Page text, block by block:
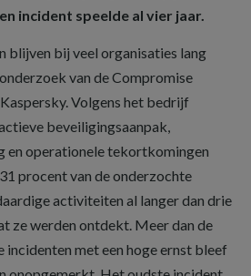
incident speelde al vier jaar.
blijven bij veel organisaties lang
van de Compromise
Volgens het bedrijf
beveiligingsaanpak,
en operationele tekortkomingen
procent van de onderzochte
activiteiten al langer dan drie
ze werden ontdekt. Meer dan de
incidenten met een hoge ernst bleef